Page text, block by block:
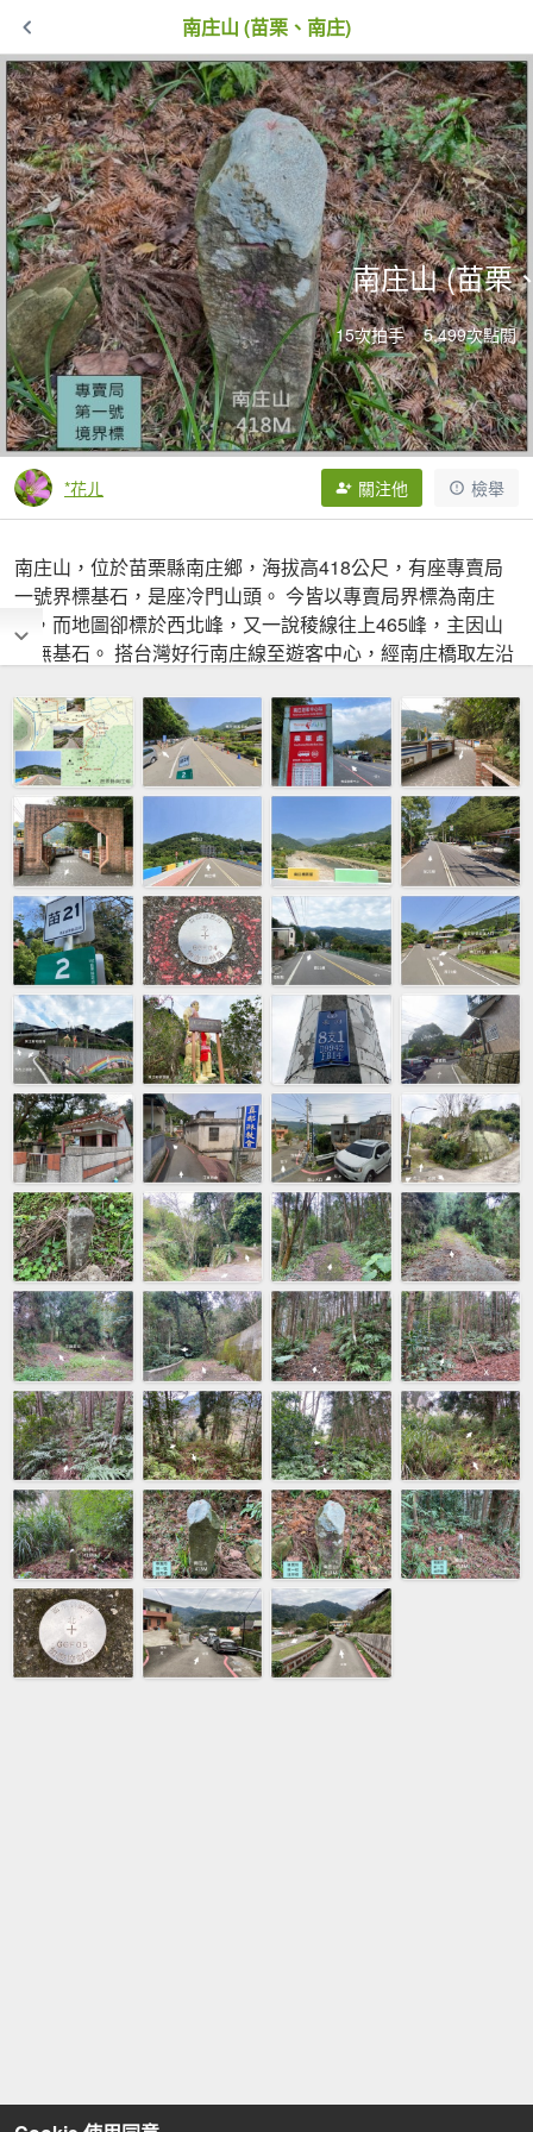
南庄山 (苗栗、南庄)
南庄山 (苗栗
15次拍手 5,499次點閱
*花ㄦ 關注他 檢舉
南庄山，位於苗栗縣南庄鄉，海拔高418公尺，有座專賣局
一號界標基石，是座冷門山頭。 今皆以專賣局界標為南庄
山，而地圖卻標於西北峰，又一說稜線往上465峰，主因山
頭無基石。 搭台灣好行南庄線至遊客中心，經南庄橋取左沿